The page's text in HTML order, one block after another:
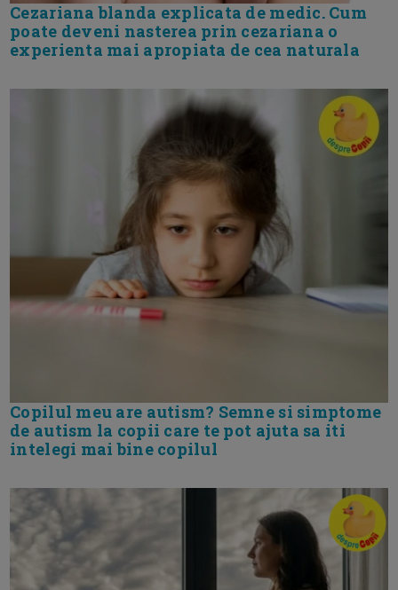
Cezariana blanda explicata de medic. Cum
poate deveni nasterea prin cezariana o
experienta mai apropiata de cea naturala
Copilul meu are autism? Semne si simptome
de autism la copii care te pot ajuta sa iti
intelegi mai bine copilul